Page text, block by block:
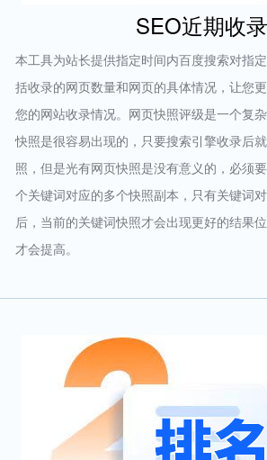
SEO近期收录
本工具为站长提供指定时间内百度搜索对指
括收录的网页数量和网页的具体情况，让您
您的网站收录情况。网页快照评级是一个复
快照是很容易出现的，只要搜索引擎收录后
照，但是光有网页快照是没有意义的，必须
个关键词对应的多个快照副本，只有关键词
后，当前的关键词快照才会出现更好的结果
才会提高。